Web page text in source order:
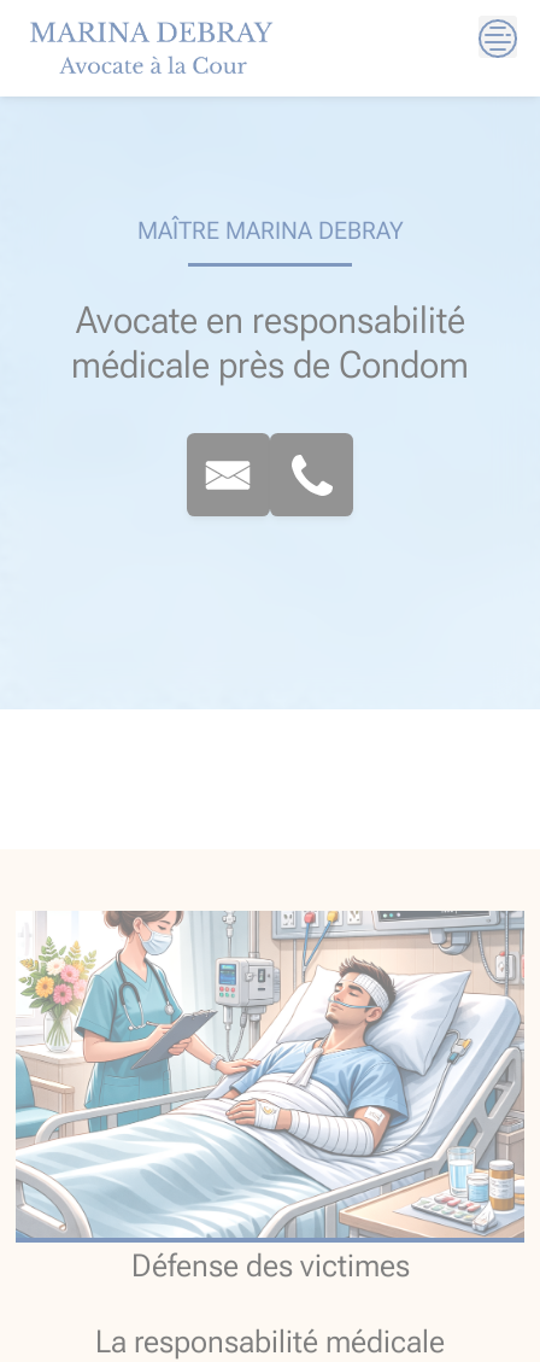
content
MAÎTRE MARINA DEBRAY
Avocate en responsabilité
médicale près de Condom​
Défense des victimes
La responsabilité médicale